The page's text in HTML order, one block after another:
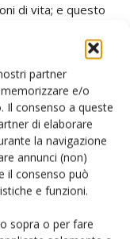
partner
e/o
Il consenso a queste
di elaborare
la navigazione
annunci (non)
il consenso può
e funzioni.
sopra o per fare
di vita; e questo
una
dei costi.
far stare meglio
producono
il cittadino
di
e non si
non viene curato,